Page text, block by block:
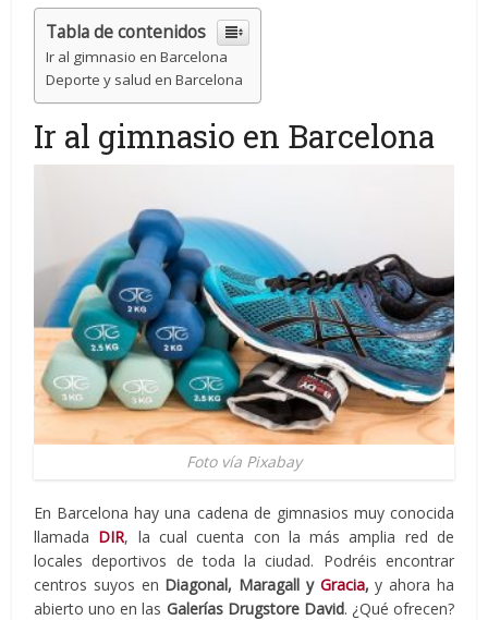
Tabla de contenidos
Ir al gimnasio en Barcelona
Deporte y salud en Barcelona
Ir al gimnasio en Barcelona
Foto vía Pixabay
En Barcelona hay una cadena de gimnasios muy conocida
llamada DIR, la cual cuenta con la más amplia red de
locales deportivos de toda la ciudad. Podréis encontrar
centros suyos en Diagonal, Maragall y Gracia,y ahora ha
abierto uno en las Galerías Drugstore David. ¿Qué ofrecen?